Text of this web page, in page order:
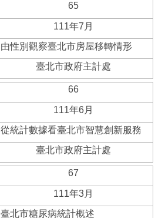
65
111年7月
由性別觀察臺北市房屋移轉情形
臺北市政府主計處
66
111年6月
從統計數據看臺北市智慧創新服務
臺北市政府主計處
67
111年3月
臺北市糖尿病統計概述